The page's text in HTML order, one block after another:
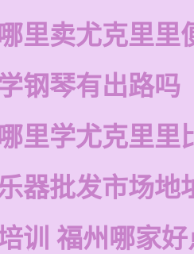
里卖尤克里里
钢琴有出路吗
里学尤克里里
器批发市场地
训 福州哪家好